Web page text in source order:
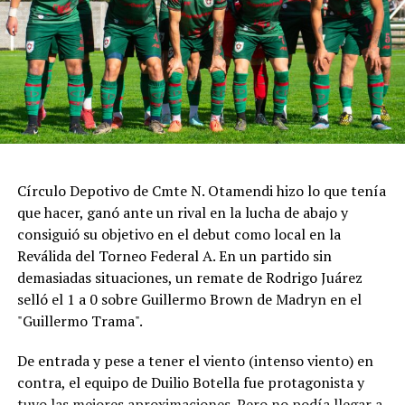
Círculo Depotivo de Cmte N. Otamendi hizo lo que tenía
que hacer, ganó ante un rival en la lucha de abajo y
consiguió su objetivo en el debut como local en la
Reválida del Torneo Federal A. En un partido sin
demasiadas situaciones, un remate de Rodrigo Juárez
selló el 1 a 0 sobre Guillermo Brown de Madryn en el
"Guillermo Trama".
De entrada y pese a tener el viento (intenso viento) en
contra, el equipo de Duilio Botella fue protagonista y